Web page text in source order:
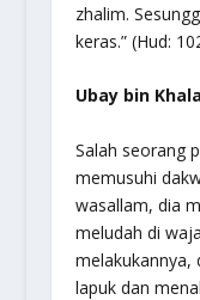
zhalim.
keras.”(Hud:
Ubay bin
Salah seorang
memusuhi
wasallam, dia
meludah di
melakukannya,
lapuk dan